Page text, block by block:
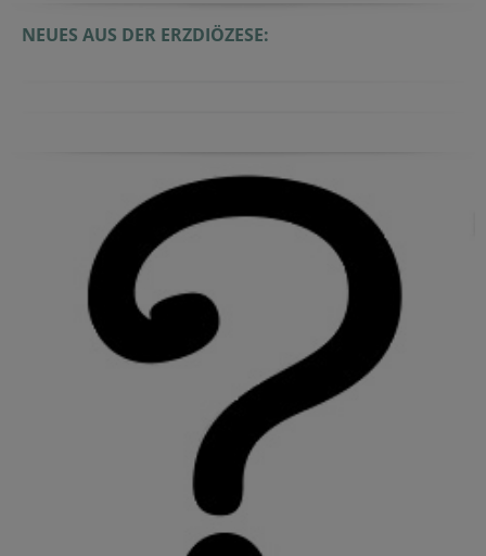
NEUES AUS DER ERZDIÖZESE: